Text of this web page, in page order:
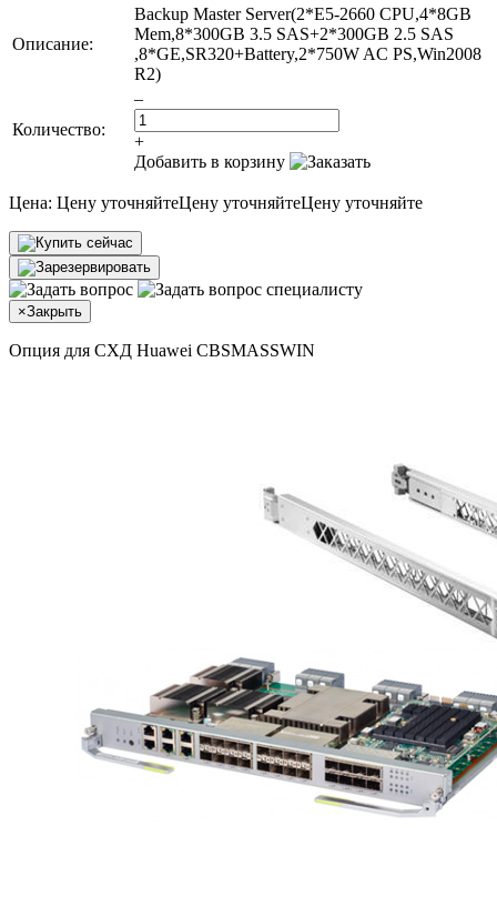
Описание:
Backup Master Server(2*E5-2660 CPU,4*8GB
Mem,8*300GB 3.5 SAS+2*300GB 2.5 SAS
,8*GE,SR320+Battery,2*750W AC PS,Win2008
R2)
Количество:
–
+
Добавить в корзину
Цена: Цену уточняйтеЦену уточняйтеЦену уточняйте
×Закрыть
Опция для СХД Huawei CBSMASSWIN